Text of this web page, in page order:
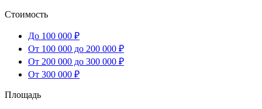
Стоимость
До 100 000 ₽
От 100 000 до 200 000 ₽
От 200 000 до 300 000 ₽
От 300 000 ₽
Площадь